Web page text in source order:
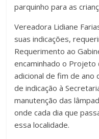
parquinho para as
Vereadora Lidiane
suas indicações,
Requerimento ao
encaminhado o
adicional de fim de ano
de indicação à
manutenção das
onde cada dia que
essa localidade.